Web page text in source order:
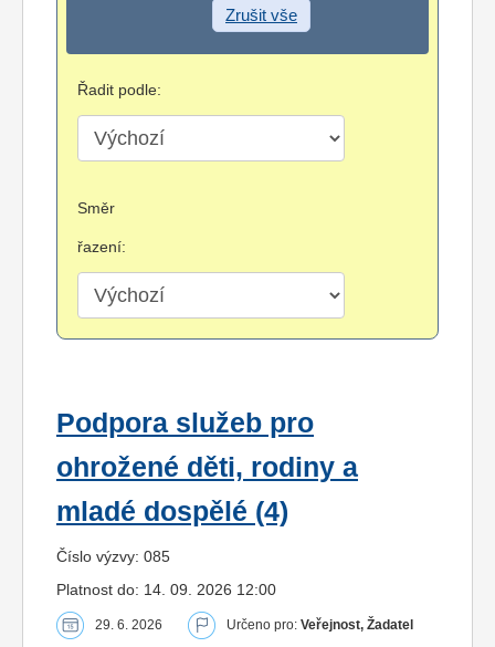
Zrušit vše
Řadit podle:
Směr
řazení:
Podpora služeb pro
ohrožené děti, rodiny a
mladé dospělé (4)
Číslo výzvy: 085
Platnost do: 14. 09. 2026 12:00
29. 6. 2026 Určeno pro: Veřejnost, Žadatel